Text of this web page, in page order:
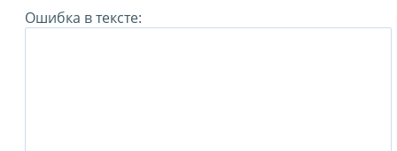
Ошибка в тексте: